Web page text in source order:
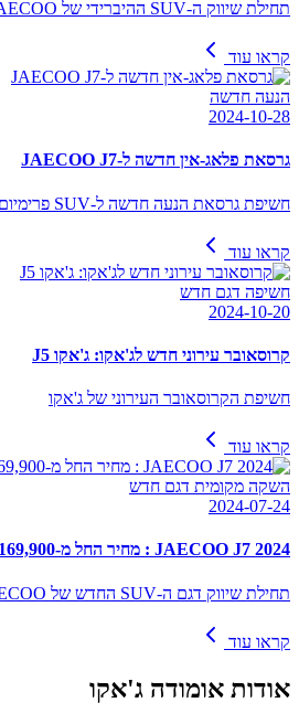
תחילת שיווק ה-SUV ההיברידי של JAECOO
קראו עוד
הנעה חדשה
2024-10-28
גרסאת פלאג-אין חדשה ל-JAECOO J7
חשיפת גרסאת הנעה חדשה ל-SUV פרימיום של JAECOO
קראו עוד
חשיפה דגם חדש
2024-10-20
קרוסאובר עירוני חדש לג'אקו: ג'אקו J5
חשיפת הקרוסאובר העירוני של ג'אקו
קראו עוד
השקה מקומית דגם חדש
2024-07-24
JAECOO J7 2024 : מחיר החל מ-169,900 ש"ח
תחילת שיווק דגם ה-SUV החדש של JAECOO
קראו עוד
אודות אומודה ג'אקו